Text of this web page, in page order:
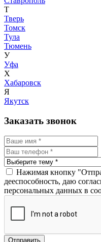
Т
Тверь
Томск
Тула
Тюмень
У
Уфа
Х
Хабаровск
Я
Якутск
Заказать звонок
Нажимая кнопку
дееспособность, даю
персональных данных в